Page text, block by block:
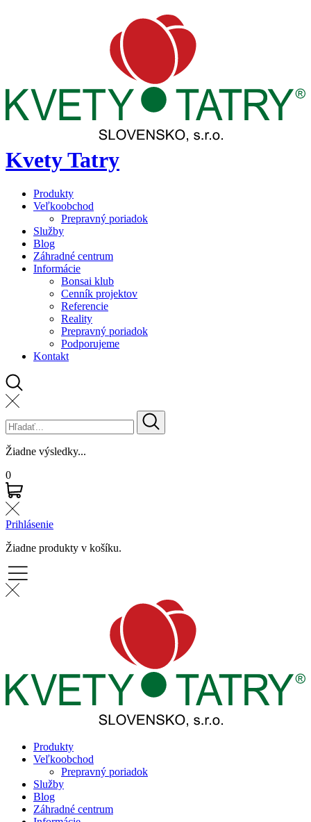
Kvety Tatry
Produkty
Veľkoobchod
Prepravný poriadok
Služby
Blog
Záhradné centrum
Informácie
Bonsai klub
Cenník projektov
Referencie
Reality
Prepravný poriadok
Podporujeme
Kontakt
Žiadne výsledky...
0
Prihlásenie
Žiadne produkty v košíku.
Produkty
Veľkoobchod
Prepravný poriadok
Služby
Blog
Záhradné centrum